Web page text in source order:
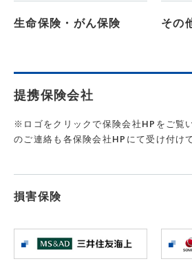
生命保険・がん保険 その
提携保険会社
※ロゴをクリックで保険会社HPをご覧
のご連絡も各保険会社HPにて受け付け
損害保険